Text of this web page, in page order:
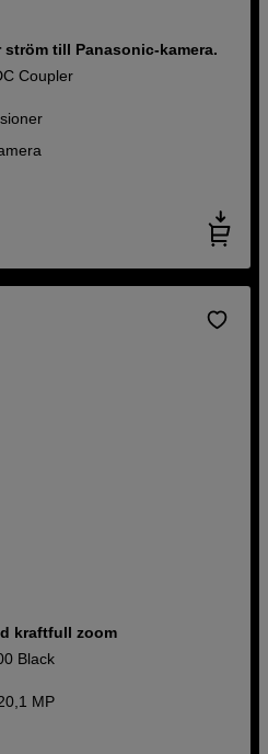
till Panasonic-kamera.
Coupler
kraftfull zoom
Black
MP